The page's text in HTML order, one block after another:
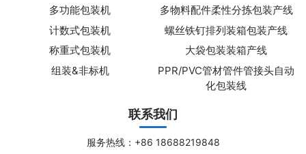
多功能包装机
计数式包装机
称重式包装机
组装&非标机
多物料配件柔性分拣包装产线
螺丝铁钉排列装箱包装产线
大袋包装装箱产线
PPR/PVC管材管件管接头自动
化包装线
联系我们
服务热线：+86 18688219848